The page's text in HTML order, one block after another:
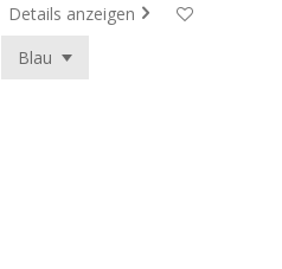
Details anzeigen